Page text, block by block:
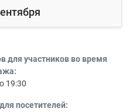
для участников во время
19:30
посетителей: